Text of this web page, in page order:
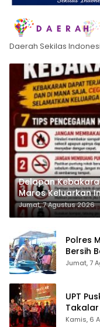
Daerah Sekilas
Delapan
Maros Keluarkan
Jumat, 7 Agustus 2026
Polres
Bersih
Air
Jumat, 7
UPT
Kamis, 6